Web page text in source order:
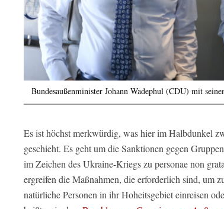
Bundesaußenminister Johann Wadephul (CDU) mit
Es ist höchst merkwürdig, was hier im Halbdunkel
geschieht. Es geht um die Sanktionen gegen
im Zeichen des Ukraine-Kriegs zu personae non
ergreifen die Maßnahmen, die erforderlich sind, um
natürliche Personen in ihr Hoheitsgebiet einreisen